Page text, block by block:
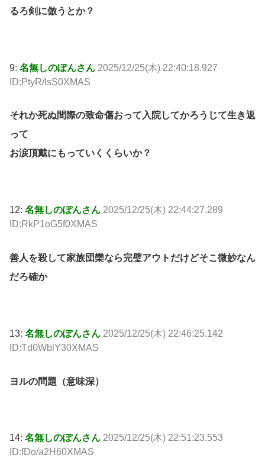
るろ剣に倣うとか？
9: 名無しのぽんさん 2025/12/25(木) 22:40:18.927
ID:PtyR/lsS0XMAS
それか死ぬ間際の致命傷おって入院してかろうじて生き返
って
お涙頂戴にもっていくくらいか？
12: 名無しのぽんさん 2025/12/25(木) 22:44:27.289
ID:RkP1oG5f0XMAS
善人を殺して家族団欒なら完璧アウトだけどそこ微妙なん
だろ確か
13: 名無しのぽんさん 2025/12/25(木) 22:46:25.142
ID:Td0WblY30XMAS
ヨルの問題（意味深）
14: 名無しのぽんさん 2025/12/25(木) 22:51:23.553
ID:fDo/a2H60XMAS